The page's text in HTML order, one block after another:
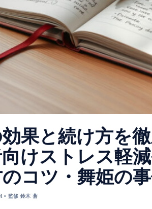
果と続け方を
けストレス軽
コツ・舞姫の
• 監修 鈴木 蒼